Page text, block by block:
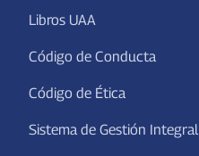
Libros UAA
Código de Conducta
Código de Ética
Sistema de Gestión Integral